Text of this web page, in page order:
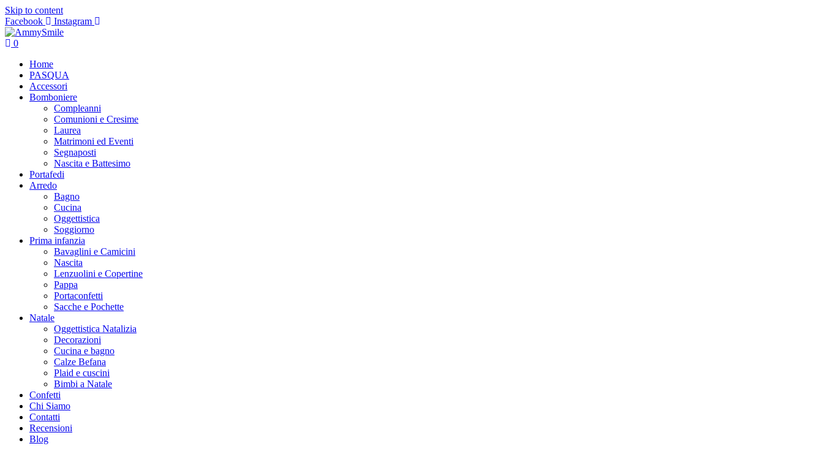
Skip to content
Facebook
Instagram
0
Home
PASQUA
Accessori
Bomboniere
Compleanni
Comunioni e Cresime
Laurea
Matrimoni ed Eventi
Segnaposti
Nascita e Battesimo
Portafedi
Arredo
Bagno
Cucina
Oggettistica
Soggiorno
Prima infanzia
Bavaglini e Camicini
Nascita
Lenzuolini e Copertine
Pappa
Portaconfetti
Sacche e Pochette
Natale
Oggettistica Natalizia
Decorazioni
Cucina e bagno
Calze Befana
Plaid e cuscini
Bimbi a Natale
Confetti
Chi Siamo
Contatti
Recensioni
Blog